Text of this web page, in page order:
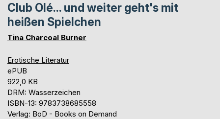
Club Olé... und weiter geht's mit
heißen Spielchen
Tina Charcoal Burner
Erotische Literatur
ePUB
922,0 KB
DRM: Wasserzeichen
ISBN-13: 9783738685558
Verlag: BoD - Books on Demand